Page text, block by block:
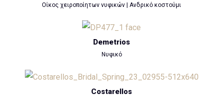
Οίκος χειροποίητων νυφικών | Ανδρικό κοστούμι
Demetrios
Νυφικό
Costarellos